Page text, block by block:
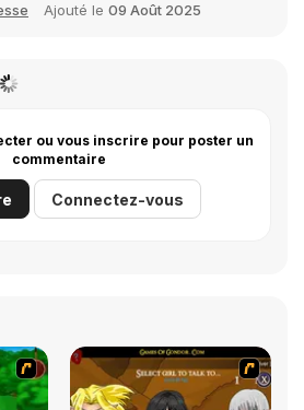
Ajouté le 09 Août 2025
ou vous inscrire pour poster un
commentaire
Connectez-vous